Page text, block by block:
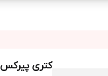
کتری پیرکس SONGSUN